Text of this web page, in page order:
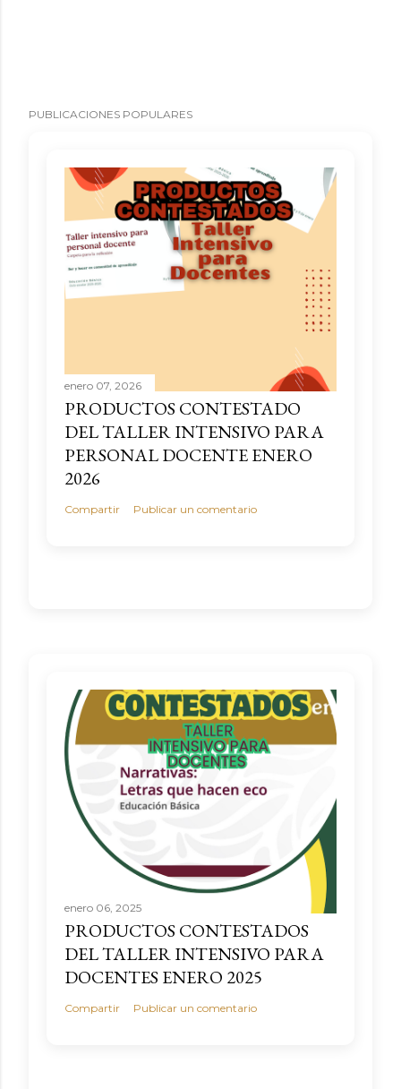
PUBLICACIONES POPULARES
enero 07, 2026
PRODUCTOS CONTESTADO
DEL TALLER INTENSIVO PARA
PERSONAL DOCENTE ENERO
2026
Compartir Publicar un comentario
enero 06, 2025
PRODUCTOS CONTESTADOS
DEL TALLER INTENSIVO PARA
DOCENTES ENERO 2025
Compartir Publicar un comentario